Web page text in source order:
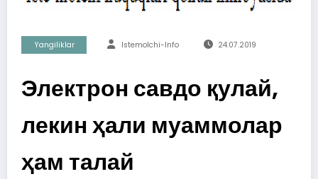
Yangiliklar Istemolchi-Info 24.07.2019
Электрон савдо қулай,
лекин ҳали муаммолар
ҳам талай